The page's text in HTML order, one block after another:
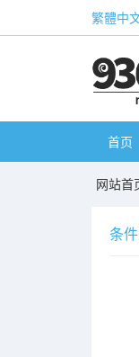
繁體中
首页
网站首
条